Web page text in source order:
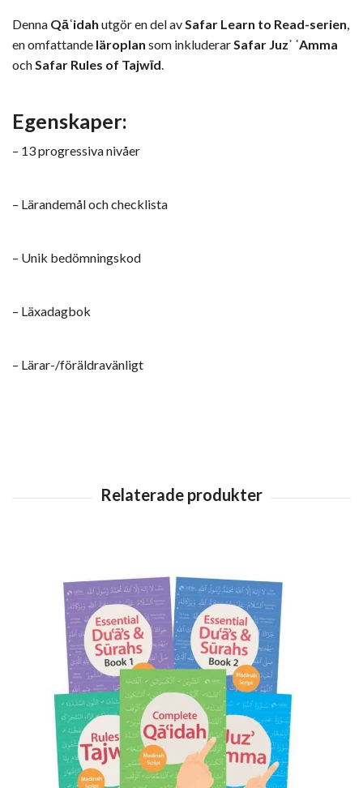
Denna Qāʿidah utgör en del avSafar Learn to Read-serien,
en omfattande läroplan som inkluderarSafar Juzʾ ʿAmma
ochSafar Rules of Tajwīd.
Egenskaper:
– 13 progressiva nivåer
– Lärandemål och checklista
– Unik bedömningskod
– Läxadagbok
– Lärar-/föräldravänligt